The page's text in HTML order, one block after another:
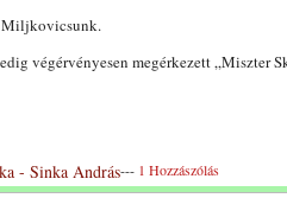
Miljkovicsunk.
végérvényesen megérkezett „Miszter
- Sinka András--- 1 Hozzászólás